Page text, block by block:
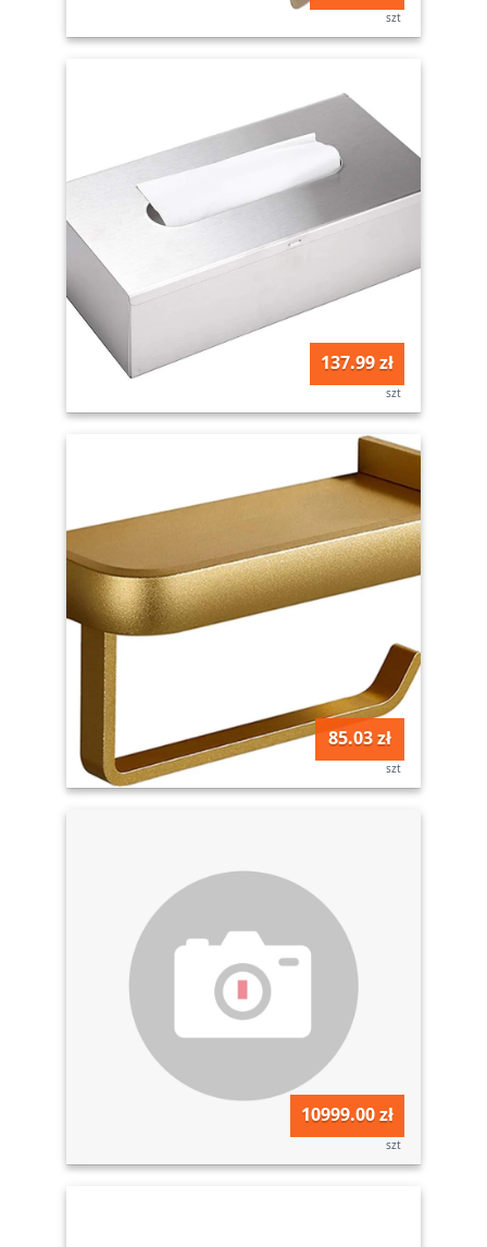
szt
137.99 zł
szt
85.03 zł
szt
10999.00 zł
szt